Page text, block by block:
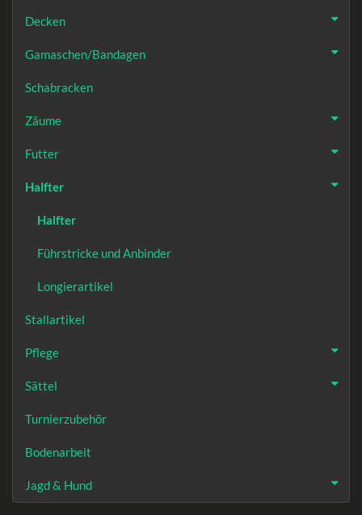
Decken
Gamaschen/Bandagen
Schabracken
Zäume
Futter
Halfter
Halfter
Führstricke und Anbinder
Longierartikel
Stallartikel
Pflege
Sättel
Turnierzubehör
Bodenarbeit
Jagd & Hund